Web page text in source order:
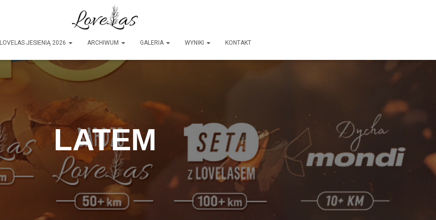
LOVELAS JESIENIĄ 2026 ARCHIWUM GALERIA WYNIKI KONTAKT
LATEM